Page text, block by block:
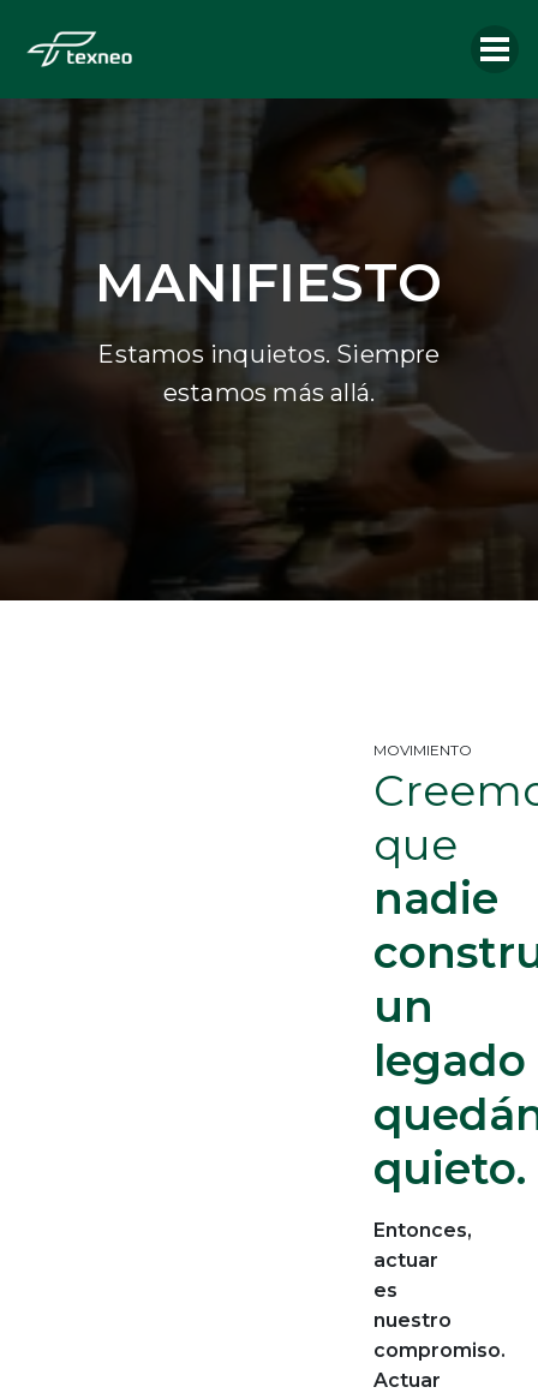
MANIFIESTO
Estamos inquietos. Siempre
estamos más allá.
MOVIMIENTO
que
nadie
un
legado
quieto.
Entonces,
actuar
es
nuestro
compromiso.
Actuar